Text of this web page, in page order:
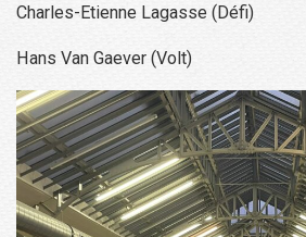
Charles-Etienne Lagasse (Défi)
Hans Van Gaever (Volt)